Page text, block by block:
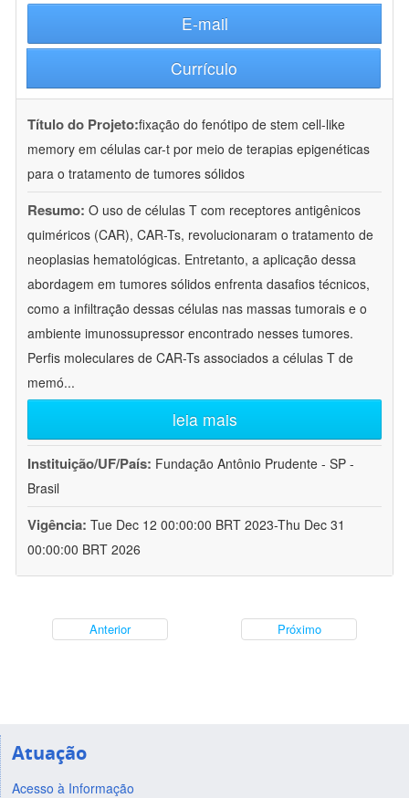
E-mail
Currículo
Título do Projeto:fixação do fenótipo de stem cell-like
memory em células car-t por meio de terapias epigenéticas
para o tratamento de tumores sólidos
Resumo: O uso de células T com receptores antigênicos
quiméricos (CAR), CAR-Ts, revolucionaram o tratamento de
neoplasias hematológicas. Entretanto, a aplicação dessa
abordagem em tumores sólidos enfrenta dasafios técnicos,
como a infiltração dessas células nas massas tumorais e o
ambiente imunossupressor encontrado nesses tumores.
Perfis moleculares de CAR-Ts associados a células T de
memó...
leia mais
Instituição/UF/País: Fundação Antônio Prudente - SP -
Brasil
Vigência: Tue Dec 12 00:00:00 BRT 2023-Thu Dec 31
00:00:00 BRT 2026
Anterior Próximo
Atuação
Acesso à Informação